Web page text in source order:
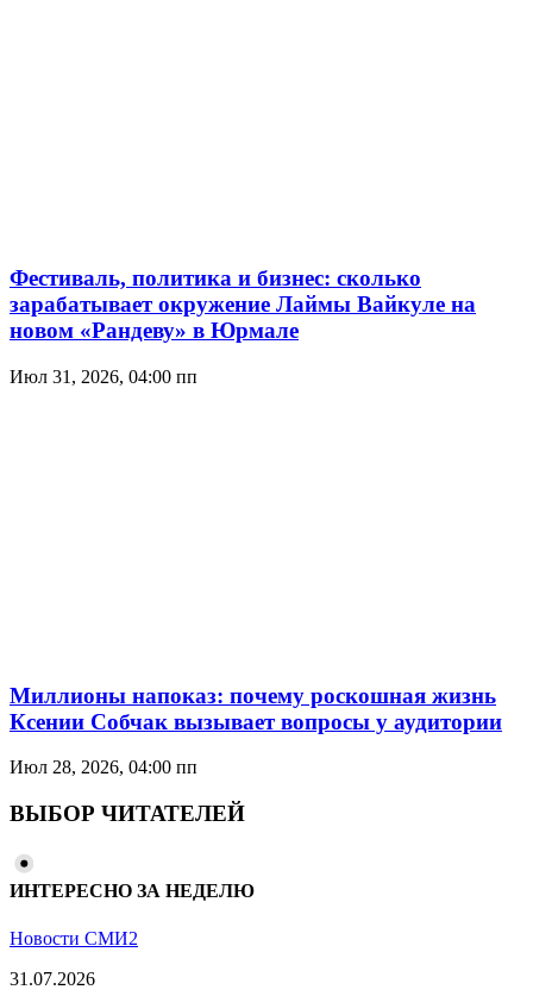
Фестиваль, политика и бизнес: сколько
зарабатывает окружение Лаймы Вайкуле на
новом «Рандеву» в Юрмале
Июл 31, 2026, 04:00 пп
Миллионы напоказ: почему роскошная жизнь
Ксении Собчак вызывает вопросы у аудитории
Июл 28, 2026, 04:00 пп
ВЫБОР ЧИТАТЕЛЕЙ
ИНТЕРЕСНО ЗА НЕДЕЛЮ
Новости СМИ2
31.07.2026